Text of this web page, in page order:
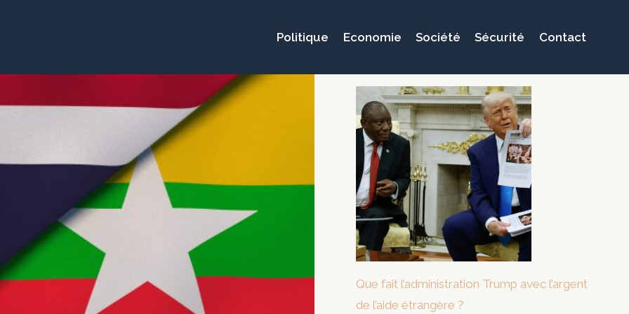
Politique Economie Société Sécurité Contact
Que fait l’administration Trump avec l’argent
de l’aide étrangère ?